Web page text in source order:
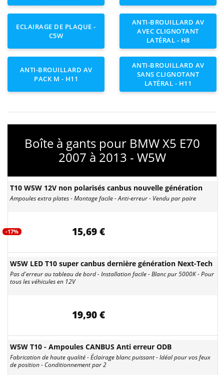
ECLAIRAGE DE PLAQUE -
C5W
ANTI-BROUILLARD AV
AVEC CLIGNOTANT
LATÉRAL - H8
ANTI-BROUILLARD AV
PACK M - H11
ANTI-BROUILLARD AV
SANS CLIGNOTANT
LATÉRAL - H11
Boîte à gants pour BMW X5 E70
2007 à 2013 - W5W
T10 W5W 12V non polarisés canbus nouvelle génération
Ampoules extra plates - Montage facile - Anti-erreur - Vendu par paire
-17% 15,69 €
W5W LED T10 super canbus dernière génération Next-Tech
Pas d'erreur au tableau de bord - Installation facile - Blanc pur 5000K - Pour
tous les véhicules en 12V
19,90 €
W5W T10 - Ampoules CANBUS Anti erreur ODB
Fabrication de haute qualité - Éclairage blanc puissant - Idéal pour vos feux
de position - Conditionnement par 2